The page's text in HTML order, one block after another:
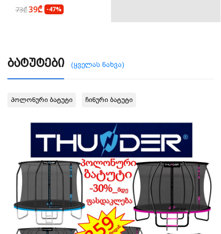
73₾39₾ -47%
Ბატუტები (ყველას ნახვა)
Პოლონური Ბატუტი Ჩინური Ბატუტი